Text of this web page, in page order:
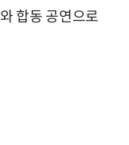
합동 공연으로